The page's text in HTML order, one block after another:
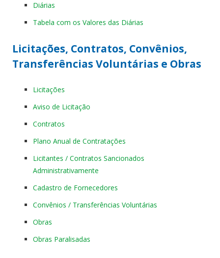
Diárias
Tabela com os Valores das Diárias
Licitações, Contratos, Convênios,
Transferências Voluntárias e Obras
Licitações
Aviso de Licitação
Contratos
Plano Anual de Contratações
Licitantes / Contratos Sancionados
Administrativamente
Cadastro de Fornecedores
Convênios / Transferências Voluntárias
Obras
Obras Paralisadas